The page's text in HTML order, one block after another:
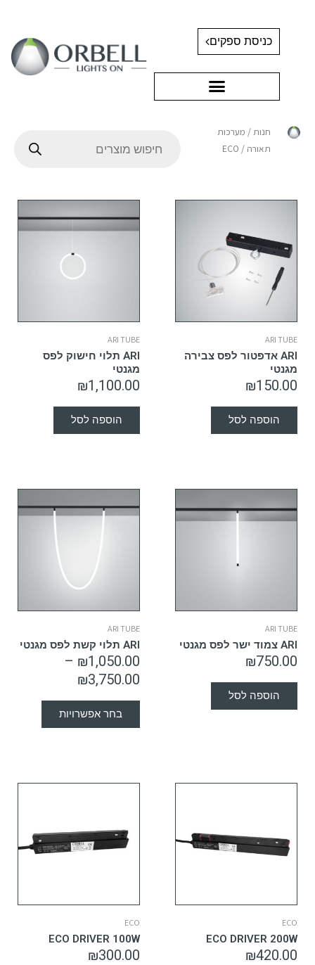
כניסת ספקים
חנות / מערכות
תאורה / ECO
ARI TUBE
ARI אדפטור לפס צבירה
מגנטי
₪150.00
הוספה לסל
ARI TUBE
ARI תלוי חישוק לפס
מגנטי
₪1,100.00
הוספה לסל
ARI TUBE
ARI צמוד ישר לפס מגנטי
₪750.00
הוספה לסל
ARI TUBE
ARI תלוי קשת לפס מגנטי
₪1,050.00
–
₪3,750.00
בחר אפשרויות
ECO
ECO DRIVER 200W
₪420.00
ECO
ECO DRIVER 100W
₪300.00